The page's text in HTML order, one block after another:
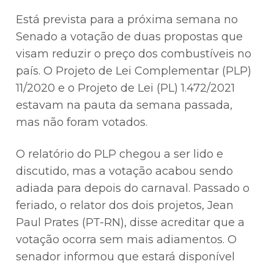
Está prevista para a próxima semana no
Senado a votação de duas propostas que
visam reduzir o preço dos combustíveis no
país. O Projeto de Lei Complementar (PLP)
11/2020 e o Projeto de Lei (PL) 1.472/2021
estavam na pauta da semana passada,
mas não foram votados.
O relatório do PLP chegou a ser lido e
discutido, mas a votação acabou sendo
adiada para depois do carnaval. Passado o
feriado, o relator dos dois projetos, Jean
Paul Prates (PT-RN), disse acreditar que a
votação ocorra sem mais adiamentos. O
senador informou que estará disponível